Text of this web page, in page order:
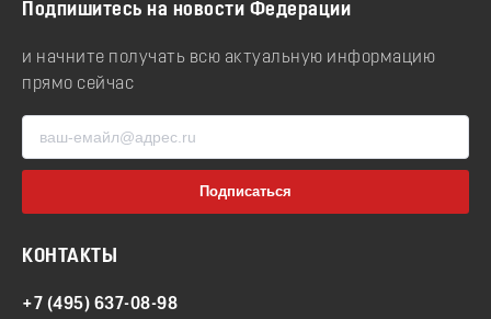
Подпишитесь на новости Федерации
и начните получать всю актуальную информацию
прямо сейчас
КОНТАКТЫ
+7 (495) 637-08-98